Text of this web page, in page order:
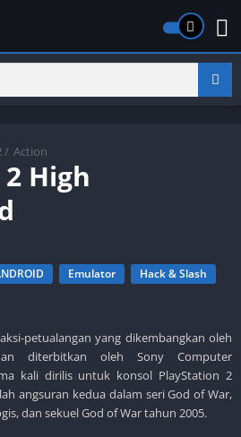
/ Action
High
Emulator
Hack & Slash
petualangan yang dikembangkan oleh
diterbitkan oleh Sony Computer
kali dirilis untuk konsol PlayStation 2
angsuran kedua dalam seri God of War,
dan sekuel God of War tahun 2005.